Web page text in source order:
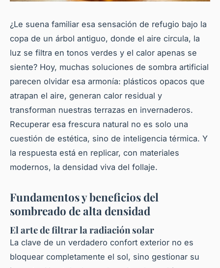
¿Le suena familiar esa sensación de refugio bajo la
copa de un árbol antiguo, donde el aire circula, la
luz se filtra en tonos verdes y el calor apenas se
siente? Hoy, muchas soluciones de sombra artificial
parecen olvidar esa armonía: plásticos opacos que
atrapan el aire, generan calor residual y
transforman nuestras terrazas en invernaderos.
Recuperar esa frescura natural no es solo una
cuestión de estética, sino de inteligencia térmica. Y
la respuesta está en replicar, con materiales
modernos, la densidad viva del follaje.
Fundamentos y beneficios del
sombreado de alta densidad
El arte de filtrar la radiación solar
La clave de un verdadero confort exterior no es
bloquear completamente el sol, sino gestionar su